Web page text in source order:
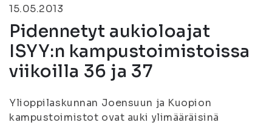
15.05.2013
Pidennetyt aukioloajat
ISYY:n kampustoimistoissa
viikoilla 36 ja 37
Ylioppilaskunnan Joensuun ja Kuopion
kampustoimistot ovat auki ylimääräisinä